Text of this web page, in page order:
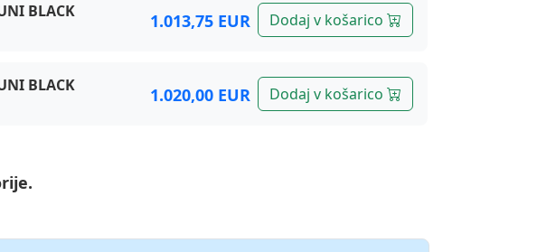
BLACK 1.013,75 EUR Dodaj v košarico
BLACK 1.020,00 EUR Dodaj v košarico